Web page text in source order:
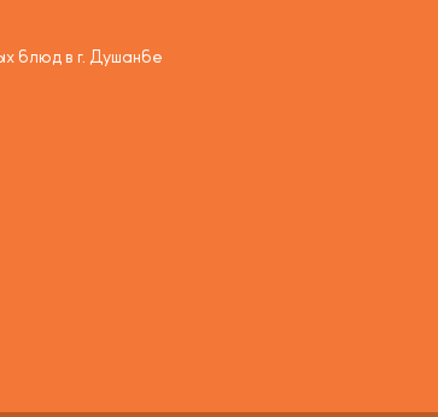
блюд в г. Душанбе